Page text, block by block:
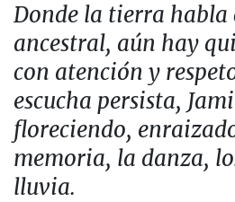
Donde la tierra habla
ancestral, aún hay
con atención y
escucha persista,
floreciendo,
memoria, la danza,
lluvia.